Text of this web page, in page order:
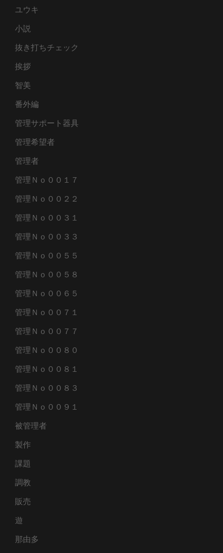
ユウキ
小説
抜き打ちチェック
挨拶
智美
番外編
管理サポート器具
管理希望者
管理者
管理Ｎｏ００１７
管理Ｎｏ００２２
管理Ｎｏ００３１
管理Ｎｏ００３３
管理Ｎｏ００５５
管理Ｎｏ００５８
管理Ｎｏ００６５
管理Ｎｏ００７１
管理Ｎｏ００７７
管理Ｎｏ００８０
管理Ｎｏ００８１
管理Ｎｏ００８３
管理Ｎｏ００９１
被管理者
製作
課題
調教
販売
遊
那由多